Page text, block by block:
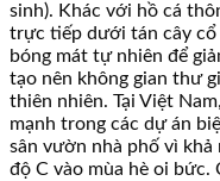
sinh). Khác với hồ cá
trực tiếp dưới tán cây cổ
bóng mát tự nhiên để
tạo nên không gian thư
thiên nhiên. Tại Việt
mạnh trong các dự án
sân vườn nhà phố vì khả
độ C vào mùa hè oi bức.